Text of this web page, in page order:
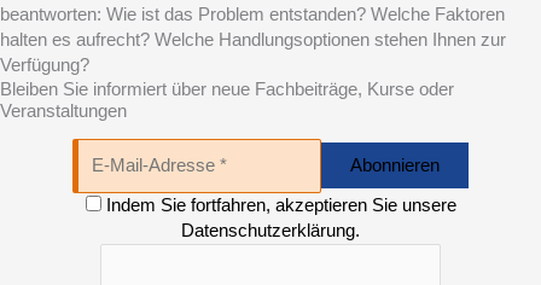
beantworten: Wie ist das Problem entstanden? Welche Faktoren
halten es aufrecht? Welche Handlungsoptionen stehen Ihnen zur
Verfügung?
Bleiben Sie informiert über neue Fachbeiträge, Kurse oder
Veranstaltungen
Indem Sie fortfahren, akzeptieren Sie unsere
Datenschutzerklärung.